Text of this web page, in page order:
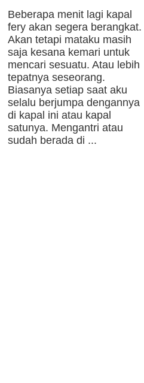
Beberapa menit lagi kapal
fery akan segera berangkat.
Akan tetapi mataku masih
saja kesana kemari untuk
mencari sesuatu. Atau lebih
tepatnya seseorang.
Biasanya setiap saat aku
selalu berjumpa dengannya
di kapal ini atau kapal
satunya. Mengantri atau
sudah berada di ...